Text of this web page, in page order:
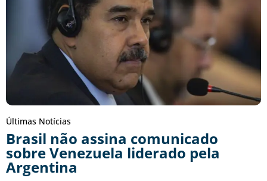
Últimas Notícias
Brasil não assina comunicado
sobre Venezuela liderado pela
Argentina